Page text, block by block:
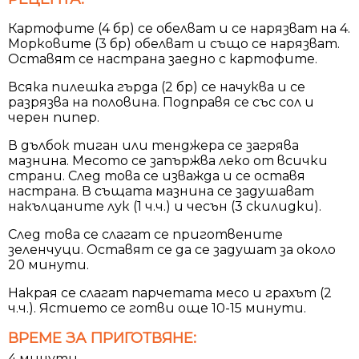
Картофите (4 бр) се обелват и се нарязват на 4.
Морковите (3 бр) обелват и също се нарязват.
Оставят се настрана заедно с картофите.
Всяка пилешка гърда (2 бр) се начуква и се
разрязва на половина. Подправя се със сол и
черен пипер.
В дълбок тиган или тенджера се загрява
мазнина. Месото се запържва леко от всички
страни. След това се изважда и се оставя
настрана. В същата мазнина се задушават
накълцаните лук (1 ч.ч.) и чесън (3 скилидки).
След това се слагат се приготвените
зеленчуци. Оставят се да се задушат за около
20 минути.
Накрая се слагат парчетата месо и грахът (2
ч.ч.). Ястието се готви още 10-15 минути.
ВРЕМЕ ЗА ПРИГОТВЯНЕ: